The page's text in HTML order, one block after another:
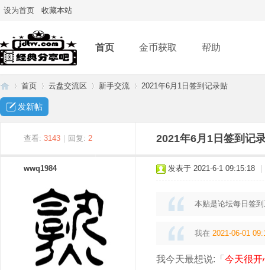
设为首页 收藏本站
首页 金币获取 帮助
首页
›
云盘交流区
›
新手交流 2021年6月1日签到记录贴
发新帖
查看: 3143 回复: 2 2021年6月1日签到记
wwq1984 发表于 2021-6-1 09:15:18
本贴是论坛每日签
我在 2021-06-01
我今天最想说:「 今天很开